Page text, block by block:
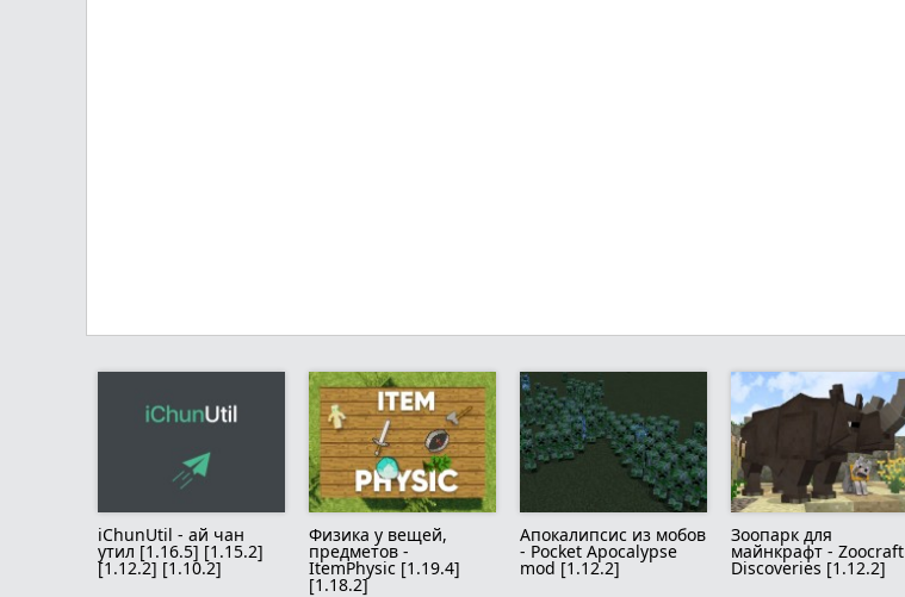
iChunUtil - ай чан
утил [1.16.5] [1.15.2]
[1.12.2] [1.10.2]
Физика у вещей,
предметов -
ItemPhysic [1.19.4]
[1.18.2]
Апокалипсис из мобов
- Pocket Apocalypse
mod [1.12.2]
Зоопарк для
майнкрафт - Zoocraft
Discoveries [1.12.2]